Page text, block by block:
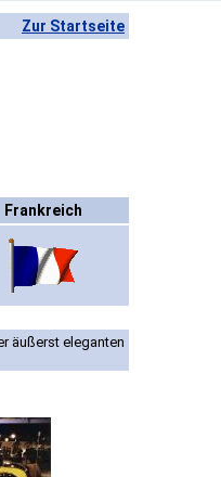
Zur Startseite
Frankreich
äußerst eleganten